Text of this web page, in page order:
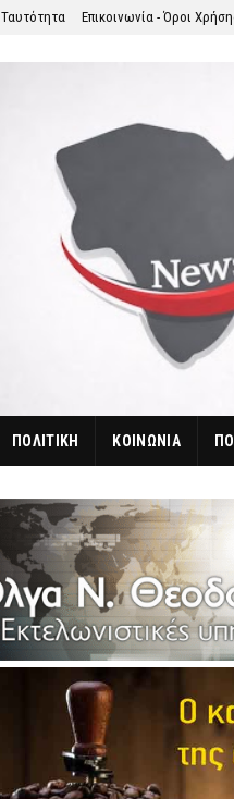
Ταυτότητα Επικοινωνία - Όροι
ΠΟΛΙΤΙΚΗ ΚΟΙΝΩΝΙΑ